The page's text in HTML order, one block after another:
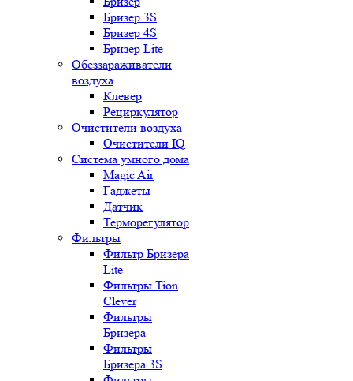
Бризер 3S
Бризер 4S
Бризер Lite
Обеззараживатели
воздуха
Клевер
Рециркулятор
Очистители воздуха
Очистители IQ
Система умного дома
Magic Air
Гаджеты
Датчик
Терморегулятор
Фильтры
Фильтр Бризера
Lite
Фильтры Tion
Clever
Фильтры
Бризера
Фильтры
Бризера 3S